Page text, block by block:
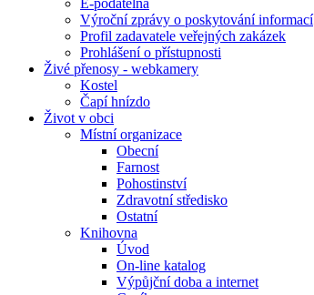
E-podatelna
Výroční zprávy o poskytování informací
Profil zadavatele veřejných zakázek
Prohlášení o přístupnosti
Živé přenosy - webkamery
Kostel
Čapí hnízdo
Život v obci
Místní organizace
Obecní
Farnost
Pohostinství
Zdravotní středisko
Ostatní
Knihovna
Úvod
On-line katalog
Výpůjční doba a internet